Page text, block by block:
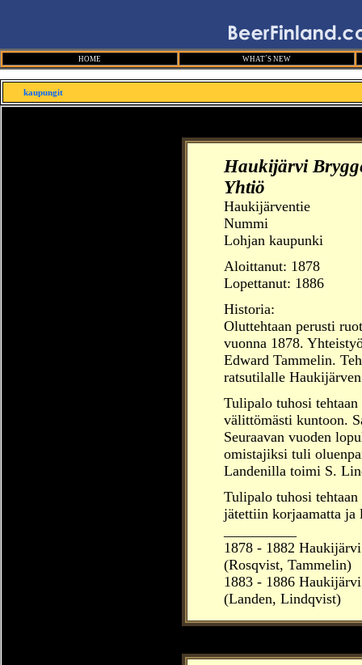
HOME WHAT´S NEW
kaupungit
Haukijärvi
Yhtiö
Haukijärventie
Nummi
Lohjan kaupunki
Aloittanut: 1878
Lopettanut: 1886
Historia:
Oluttehtaan perusti
vuonna 1878.
Edward Tammelin.
ratsutilalle
Tulipalo tuhosi
välittömästi kuntoon.
Seuraavan vuoden
omistajiksi tuli
Landenilla toimi S.
Tulipalo tuhosi tehtaan
jätettiin korjaamatta ja
1878 - 1882
(Rosqvist, Tammelin)
1883 - 1886
(Landen, Lindqvist)